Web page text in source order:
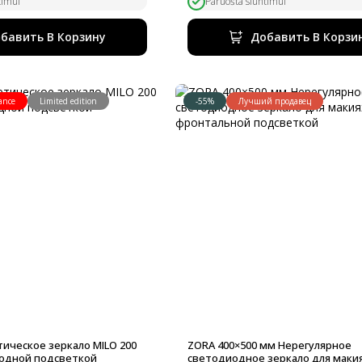
В Корзину
100,00 €.
Добавить В
Limited edition
зеркало MILO 200
подсветкой
-55% Лучший продавец
ZORA 400×500 мм Нерегулярное
светодиодное зеркало для